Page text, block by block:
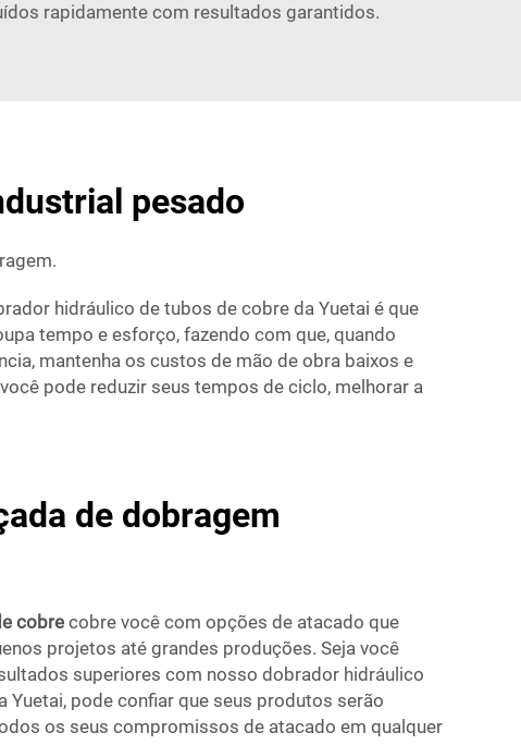
rapidamente com resultados garantidos.
pesado
hidráulico de tubos de cobre da Yuetai é que
tempo e esforço, fazendo com que, quando
mantenha os custos de mão de obra baixos e
pode reduzir seus tempos de ciclo, melhorar a
de dobragem
cobre cobre você com opções de atacado que
projetos até grandes produções. Seja você
superiores com nosso dobrador hidráulico
pode confiar que seus produtos serão
os seus compromissos de atacado em qualquer